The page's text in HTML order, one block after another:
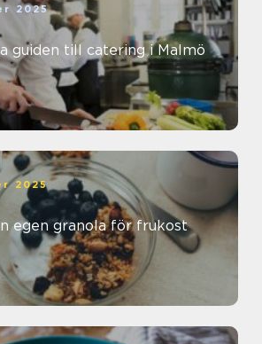
2025
guiden till catering i Malmö
2025
egen granola för frukost